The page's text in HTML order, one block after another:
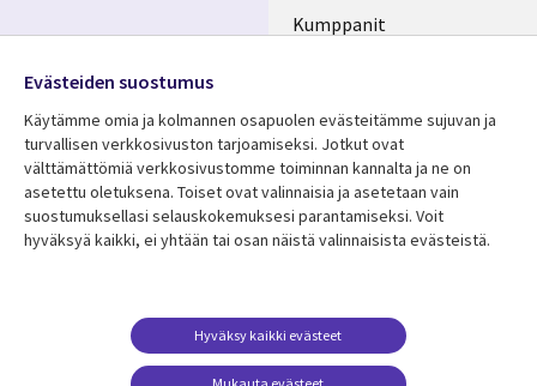
Kumppanit
Resurssikeskus
Library
FINLAND
Asiakastarinat
Lisätietoa
Legal
Tietosuoja
Käyttöehdot
Yhteystiedot
Media
FINLAND
Evästeiden suostumus
Käytämme omia ja kolmannen osapuolen evästeitämme sujuvan ja
turvallisen verkkosivuston tarjoamiseksi. Jotkut ovat
välttämättömiä verkkosivustomme toiminnan kannalta ja ne on
asetettu oletuksena. Toiset ovat valinnaisia ​​ja asetetaan vain
suostumuksellasi selauskokemuksesi parantamiseksi. Voit
hyväksyä kaikki, ei yhtään tai osan näistä valinnaisista evästeistä.
Hyväksy kaikki evästeet